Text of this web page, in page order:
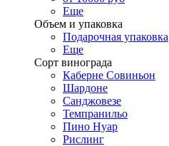
Еще
Объем и упаковка
Подарочная упаковка
Еще
Сорт винограда
Каберне Совиньон
Шардоне
Санджовезе
Темпранильо
Пино Нуар
Рислинг